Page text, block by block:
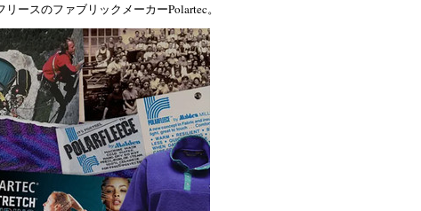
ースのファブリックメーカーPolartec。